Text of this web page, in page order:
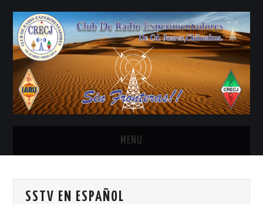
MENU
ANTENAS Y ACCESORIOS
SSTV EN ESPAÑOL